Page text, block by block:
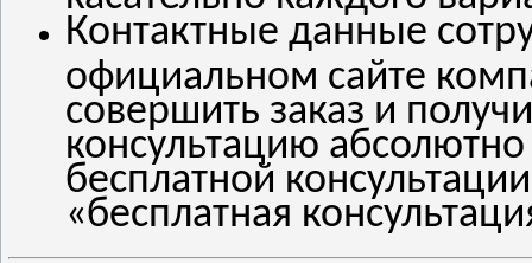
Контактные данные
официальном сайте
совершить заказ и
консультацию
бесплатной
«бесплатная